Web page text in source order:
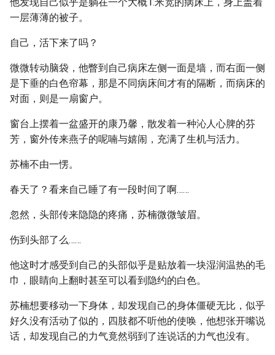
一层薄薄的被子。
自己，活下来了吗？
微微转动脑袋，他瞥到自己病床左侧一面是墙，而右面一侧
是下垂的白色帘幕，那是不同病床间才有的隔断，而病床的
对面，则是一扇窗户。
窗台上摆着一盆盛开的康乃馨，散发着一种沁人心脾的芬
芳，窗外传来燕子的呢喃与嬉闹，充满了生机与活力。
苏楠不由一愣。
春天了？看来自己睡了有一段时间了啊……
忽然，头部传来隐隐的疼痛，苏楠微微皱眉。
伤到头部了么……
他这时才感受到自己的头部似乎是贴放着一块湿润温热的毛
巾，眼睛向上翻时甚至可以看到隐约的白色。
苏楠想要移动一下身体，却发现自己的身体僵硬无比，似乎
好久没有活动了似的，四肢都不听他的使唤，他想张开嘴说
话，却发现自己的力气竟然弱到了连说话的力气也没有。